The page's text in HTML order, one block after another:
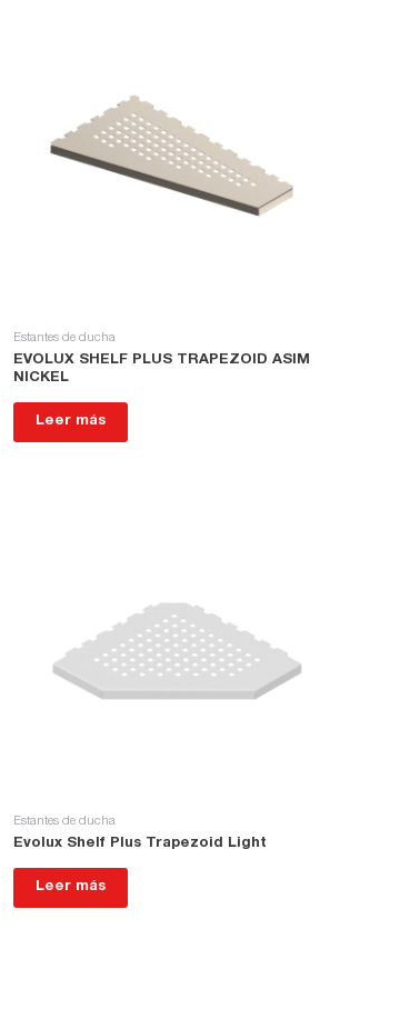
Estantes de ducha
EVOLUX SHELF PLUS TRAPEZOID ASIM
NICKEL
Leer más
Estantes de ducha
Evolux Shelf Plus Trapezoid Light
Leer más